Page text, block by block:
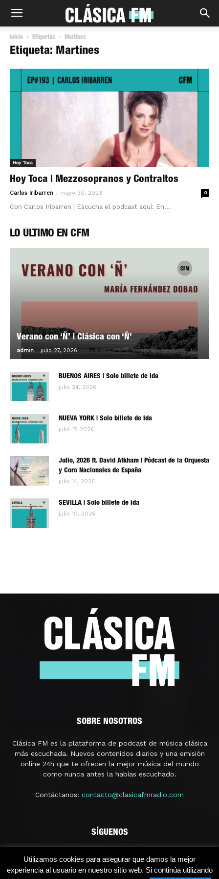
Inicio Etiquetas Martines
Etiqueta: Martines
Hoy Toca
Hoy Toca | Mezzosopranos y Contraltos
Carlos Iribarren - mayo 30, 2023 0
Con Carlos Iribarren | Escucha el podcast aquí: En...
LO ÚLTIMO EN CFM
Verano con ‘Ñ’ | Clásica con ‘Ñ’
admin - julio 27, 2026 0
BUENOS AIRES | Solo billete de ida
julio 24, 2026
NUEVA YORK | Solo billete de ida
julio 17, 2026
Julio, 2026 ft. David Afkham | Pódcast de la Orquesta
y Coro Nacionales de España
julio 14, 2026
SEVILLA | Solo billete de ida
julio 10, 2026
SOBRE NOSOTROS
Clásica FM es la plataforma de podcast de música clásica
más escuchada. Nuevos contenidos diarios y una emisión
online 24h que te ofrecen la mejor música del mundo
como nunca antes la habías escuchado.
Contáctanos: contacto@clasicafmradio.com
SÍGUENOS
Utilizamos cookies para asegurar que damos la mejor
experiencia al usuario en nuestro sitio web. Si continúa utilizando